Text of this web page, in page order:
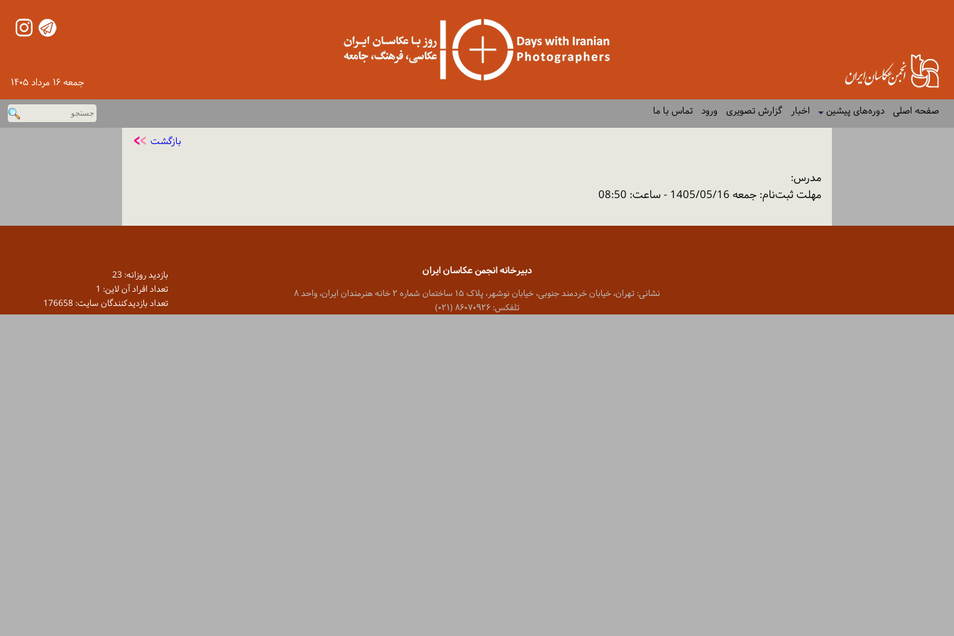
جمعه ۱۶ مرداد ۱۴۰۵
صفحه اصلی دوره‌های پیشین اخبار گزارش تصویری ورود تماس با ما
بازگشت
مدرس:
مهلت ثبت‌نام: جمعه 1405/05/16 - ساعت: 08:50
دبیرخانه انجمن عکاسان ایران
نشانی: تهران، خیابان خردمند جنوبی، خیابان نوشهر، پلاک ۱۵ ساختمان شماره ۲ خانه هنرمندان ایران، واحد ۸
تلفکس: ۸۶۰۷۰۹۲۶ (۰۲۱)
بازديد روزانه: 23
تعداد افراد آن لاين: 1
تعداد بازديدكنندگان سايت: 176658